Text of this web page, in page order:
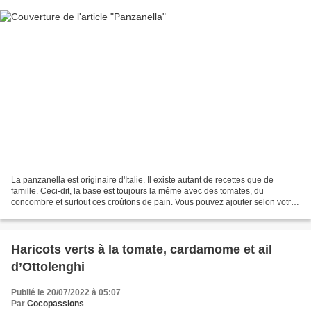
La panzanella est originaire d'Italie. Il existe autant de recettes que de
famille. Ceci-dit, la base est toujours la même avec des tomates, du
concombre et surtout ces croûtons de pain. Vous pouvez ajouter selon votre
Haricots verts à la tomate, cardamome et ail
d’Ottolenghi
Publié le 20/07/2022 à 05:07
Par Cocopassions